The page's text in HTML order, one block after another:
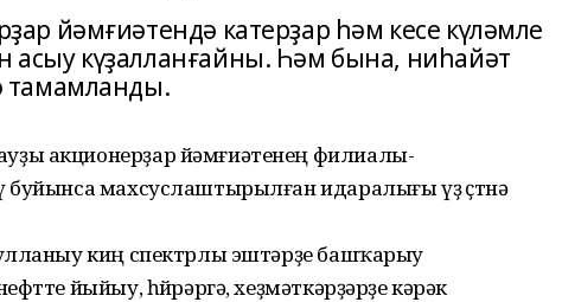
йәмғиәтендә катерҙар һәм кесе күләмле
асыу күҙалланғайны. Һәм бына, ниһайәт
тамамланды.
акционерҙар йәмғиәтенең филиалы-
буйынса махсуслаштырылған идаралығы үҙ өҫтөнә
ҡулланыу киң спектрлы эштәрҙе башҡарыу
йыйыу, һөйрәргә, хеҙмәткәрҙәрҙе кәрәк